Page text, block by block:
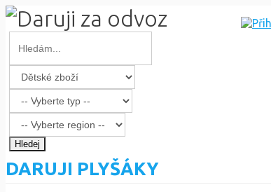
Hledej
DARUJI PLYŠÁKY